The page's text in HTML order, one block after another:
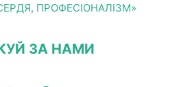
ПРОФЕСІОНАЛІЗМ»
ЗА НАМИ